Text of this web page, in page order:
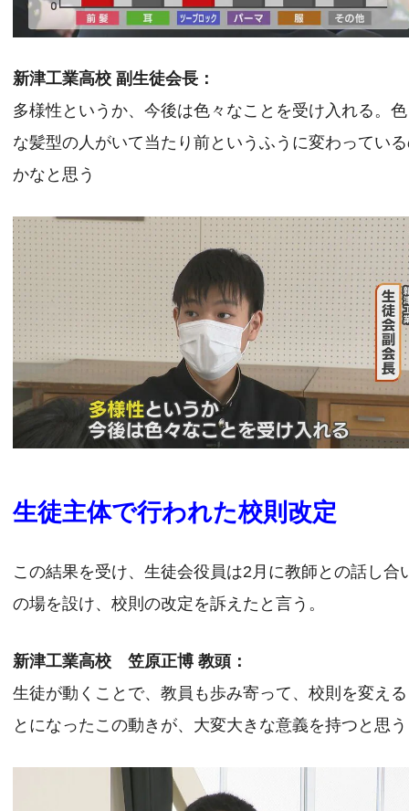
新津工業高校 副生徒会長：
多様性というか、今後は色々なことを受け入れる。
な髪型の人がいて当たり前というふうに変わってい
かなと思う
生徒主体で行われた校則改定
この結果を受け、生徒会役員は2月に教師との話し合
の場を設け、校則の改定を訴えたと言う。
新津工業高校 笠原正博 教頭：
生徒が動くことで、教員も歩み寄って、校則を変え
とになったこの動きが、大変大きな意義を持つと思う